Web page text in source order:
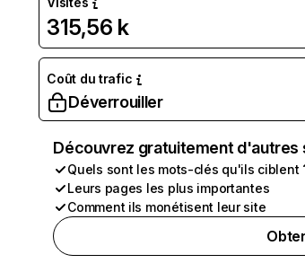
315,56 k
Coût du trafic
Déverrouiller
Découvrez gratuitement
Quels sont les mots-clés qu'ils ciblent
Leurs pages les plus importantes
Comment ils monétisent leur site